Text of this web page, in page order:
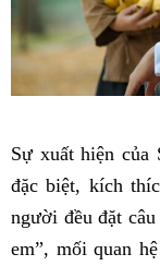
Sự xuất hiện của
đặc biệt, kích
người đều đặt
em”, mối quan